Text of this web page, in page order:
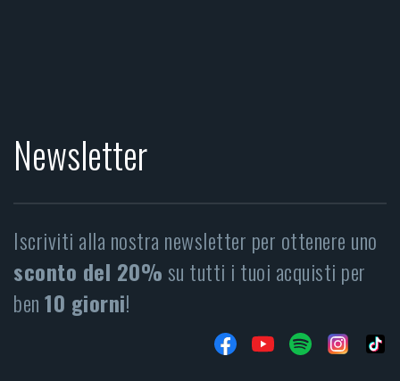
Newsletter
Iscriviti alla nostra newsletter per ottenere uno
sconto del 20%su tutti i tuoi acquisti per
ben10 giorni!